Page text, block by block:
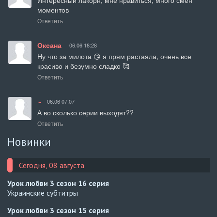
моментов
Ответить
Оксана 06.06 18:28
Ну что за милота 😘 я прям растаяла, очень все
красиво и безумно сладко 🥰
Ответить
~ 06.06 07:07
А во сколько серии выходят??
Ответить
Новинки
Сегодня, 08 августа
Урок любви 3 сезон 16 серия
Украинские субтитры
Урок любви 3 сезон 15 серия